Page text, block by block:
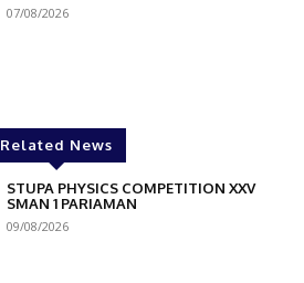
07/08/2026
Related News
STUPA PHYSICS COMPETITION XXV
SMAN 1 PARIAMAN
09/08/2026